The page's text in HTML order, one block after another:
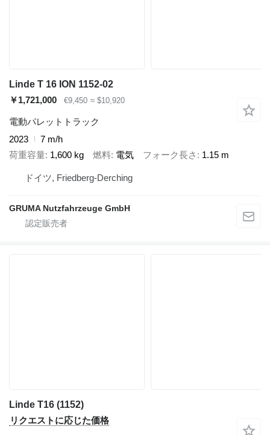
Linde T 16 ION 1152-02
￥1,721,000
€9,450 ≈ $10,920
電動パレットトラック
2023
7 m/h
荷重容量 1,600 kg 燃料 電気 フォーク長さ 1.15 m
ドイツ, Friedberg-Derching
GRUMA Nutzfahrzeuge GmbH
Linde T16 (1152)
リクエストに応じた価格